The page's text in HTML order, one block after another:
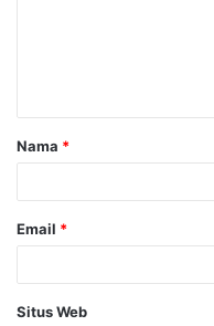
Nama *
Email *
Situs Web